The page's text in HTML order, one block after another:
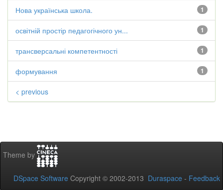
1
Нова українська школа.
1
освітній простір педагогічного ун...
1
трансверсальні компетентності
1
формування
< previous
Theme by
DSpace Software Copyright © 2002-2013 Duraspace - Feedback